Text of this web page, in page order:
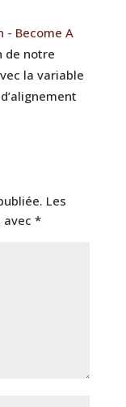
- Become A
de notre
la variable
Les
*